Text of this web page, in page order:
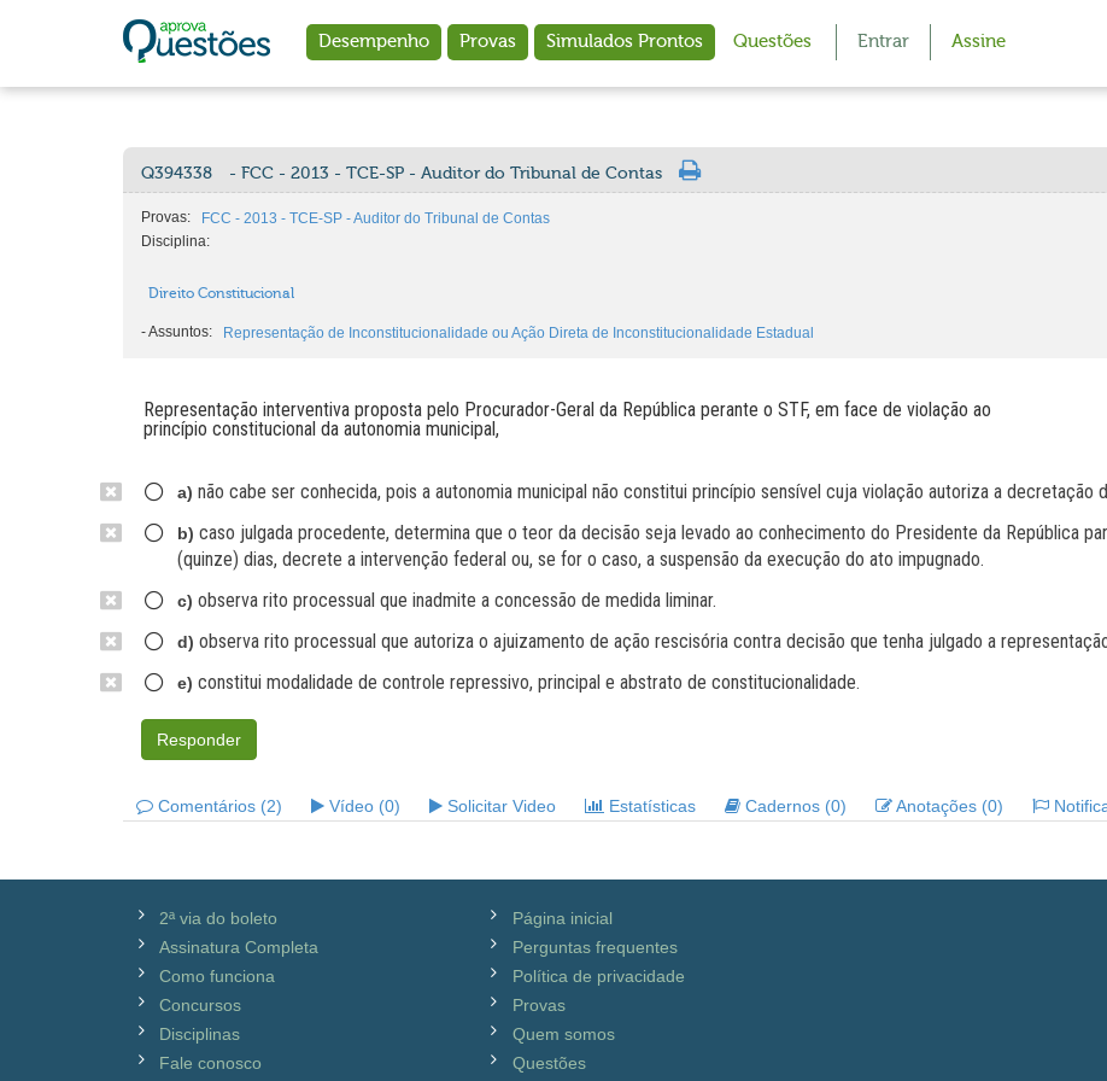
Desempenho Provas Simulados Prontos Questões Entrar Assine
Q394338 - FCC - 2013 - TCE-SP - Auditor do Tribunal de Contas
Provas:
FCC - 2013 - TCE-SP - Auditor do Tribunal de Contas
Disciplina:
Direito Constitucional
-Assuntos: Representação de Inconstitucionalidade ou Ação Direta de Inconstitucionalidade Estadual
Representação interventiva proposta pelo Procurador-Geral da República perante o STF, em face de violação ao
princípio constitucional da autonomia municipal,
a) não cabe ser conhecida, pois a autonomia municipal não constitui princípio sensível cuja violação autoriza a decretação
b) caso julgada procedente, determina que o teor da decisão seja levado ao conhecimento do Presidente da República
(quinze) dias, decrete a intervenção federal ou, se for o caso, a suspensão da execução do ato impugnado.
c) observa rito processual que inadmite a concessão de medida liminar.
d) observa rito processual que autoriza o ajuizamento de ação rescisória contra decisão que tenha julgado a
e) constitui modalidade de controle repressivo, principal e abstrato de constitucionalidade.
Responder
Comentários (2) Vídeo (0) Solicitar Video Estatísticas Cadernos (0) Anotações (0)
2ª via do boleto
Assinatura Completa
Como funciona
Concursos
Disciplinas
Fale conosco
Página inicial
Perguntas frequentes
Política de privacidade
Provas
Quem somos
Questões